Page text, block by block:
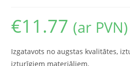
€11.77 (ar PVN)
Izgatavots no augstas kvalitātes,
izturīgiem materiāliem.